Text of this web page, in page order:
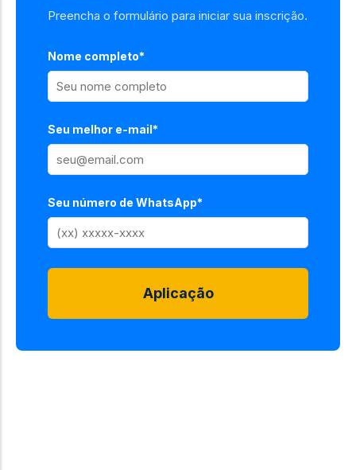
Preencha o formulário para iniciar sua inscrição.
Nome completo*
Seu melhor e-mail*
Seu número de WhatsApp*
Aplicação